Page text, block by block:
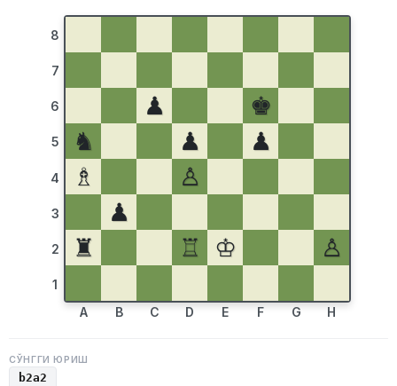
8
7
6
5
4
3
2
1
♟
♚
♞
♟
♟
♗
♙
♟
♜
♖ ♔ ♙
A B C D E F G H
СЎНГГИ ЮРИШ
b2a2